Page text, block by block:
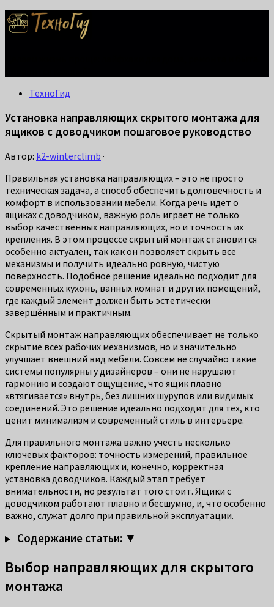
ТехноГид
Установка направляющих скрытого монтажа для
ящиков с доводчиком пошаговое руководство
Автор: k2-winterclimb ·
Правильная установка направляющих – это не просто
техническая задача, а способ обеспечить долговечность и
комфорт в использовании мебели. Когда речь идет о
ящиках с доводчиком, важную роль играет не только
выбор качественных направляющих, но и точность их
крепления. В этом процессе скрытый монтаж становится
особенно актуален, так как он позволяет скрыть все
механизмы и получить идеально ровную, чистую
поверхность. Подобное решение идеально подходит для
современных кухонь, ванных комнат и других помещений,
где каждый элемент должен быть эстетически
завершённым и практичным.
Скрытый монтаж направляющих обеспечивает не только
скрытие всех рабочих механизмов, но и значительно
улучшает внешний вид мебели. Совсем не случайно такие
системы популярны у дизайнеров – они не нарушают
гармонию и создают ощущение, что ящик плавно
«втягивается» внутрь, без лишних шурупов или видимых
соединений. Это решение идеально подходит для тех, кто
ценит минимализм и современный стиль в интерьере.
Для правильного монтажа важно учесть несколько
ключевых факторов: точность измерений, правильное
крепление направляющих и, конечно, корректная
установка доводчиков. Каждый этап требует
внимательности, но результат того стоит. Ящики с
доводчиком работают плавно и бесшумно, и, что особенно
важно, служат долго при правильной эксплуатации.
Содержание статьи: ▼
Выбор направляющих для скрытого
монтажа